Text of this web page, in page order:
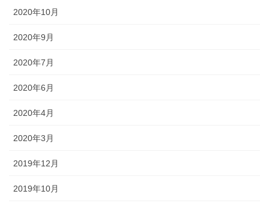
2020年10月
2020年9月
2020年7月
2020年6月
2020年4月
2020年3月
2019年12月
2019年10月